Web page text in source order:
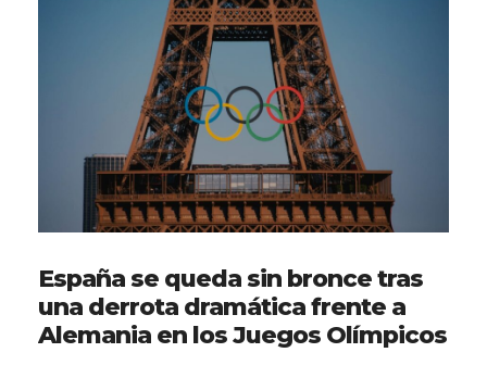
España se queda sin bronce tras
una derrota dramática frente a
Alemania en los Juegos Olímpicos